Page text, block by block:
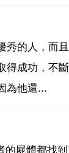
秀的人，而
得成功，不
為他還...
的屍體都找